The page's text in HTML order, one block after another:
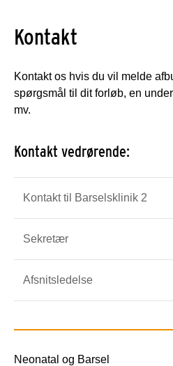
Kontakt
Kontakt os hvis du vil melde
spørgsmål til dit forløb, en
mv.
Kontakt vedrørende:
Kontakt til Barselsklinik 2
Sekretær
Afsnitsledelse
Neonatal og Barsel